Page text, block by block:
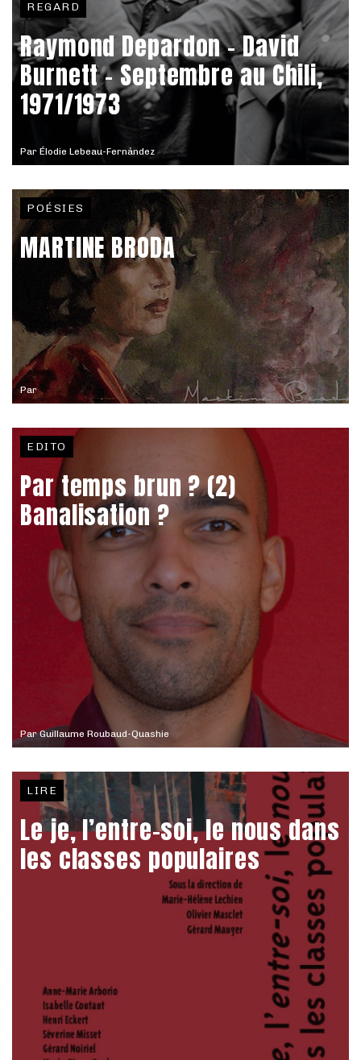
Par Élodie Lebeau-Fernández
REGARD
Raymond Depardon – David
Burnett - Septembre au Chili,
1971/1973
Par
POÉSIES
MARTINE BRODA
ParGuillaume Roubaud-Quashie
EDITO
Par temps brun ? (2)
Banalisation ?
LIRE
Le je, l’entre-soi, le nous dans
les classes populaires